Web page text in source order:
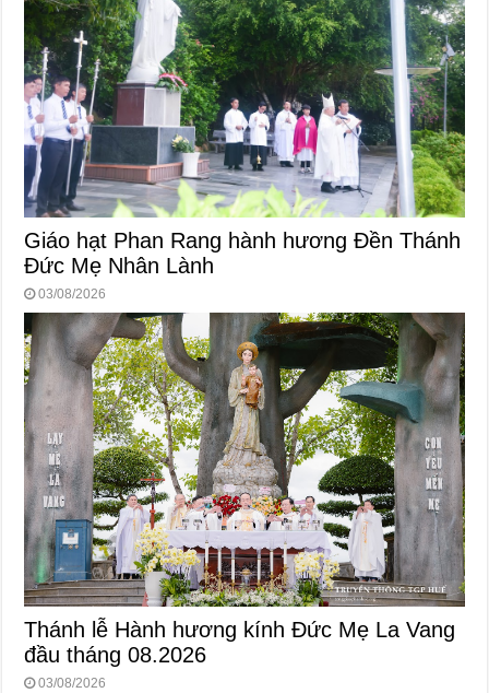
Giáo hạt Phan Rang hành hương Đền Thánh
Đức Mẹ Nhân Lành
03/08/2026
Thánh lễ Hành hương kính Đức Mẹ La Vang
đầu tháng 08.2026
03/08/2026